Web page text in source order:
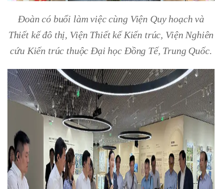
Đoàn có buổi làm việc cùng Viện Quy hoạch và
Thiết kế đô thị, Viện Thiết kế Kiến trúc, Viện Nghiên
cứu Kiến trúc thuộc Đại học Đồng Tế, Trung Quốc.